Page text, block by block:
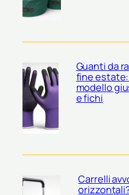
Guanti da
fine
modello
e fichi
Carrelli